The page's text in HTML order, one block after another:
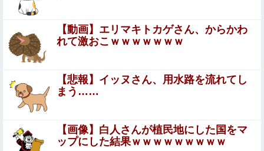
【画像】 サンモニの女子アナさん、日曜の朝から素材を提
供してしまう
【悲報】大阪で白昼堂々誘拐事件発生
wwwwwwwwwwwwwwwwwwwwwwwwwwwwwwwwwwww
AI生成動画、ガチのマジで違和感が完全に消え去ってしま
う
【衝撃映像】日本のタクシー運転手同士の路上喧嘩、ヤク
ザのようだと海外で話題に
【速報】AKB48が千葉ロッテ参戦、佐藤綺星の始球式＆3
【動画】エリマキトカゲさん、からかわ
れて激おこｗｗｗｗｗｗｗ
【悲報】イッヌさん、用水路を流れてし
まう……
【画像】白人さんが植民地にした国をマ
ップにした結果ｗｗｗｗｗｗｗｗｗ